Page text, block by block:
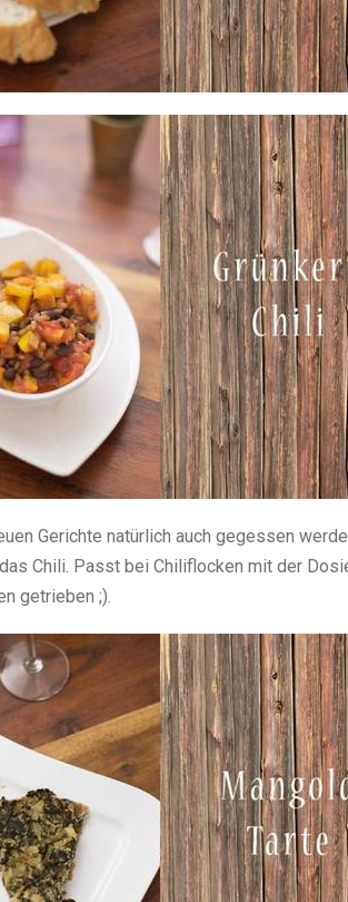
Gerichte natürlich auch gegessen
Chili. Passt bei Chiliflocken mit der
getrieben ;).